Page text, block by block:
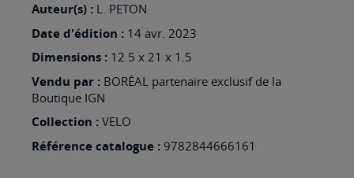
-
Auteur(s) : L. PETON
Date d'édition : 14 avr. 2023
Dimensions : 12.5 x 21 x 1.5
Vendu par : BORÉAL partenaire exclusif de la
Boutique IGN
Collection : VELO
Référence catalogue : 9782844666161